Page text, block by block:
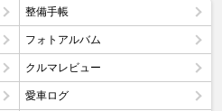
整備手帳
フォトアルバム
クルマレビュー
愛車ログ